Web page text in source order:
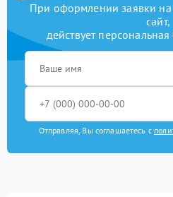
При оформлении заявки на
сайт,
действует
Отправляя, Вы соглашаетесь с